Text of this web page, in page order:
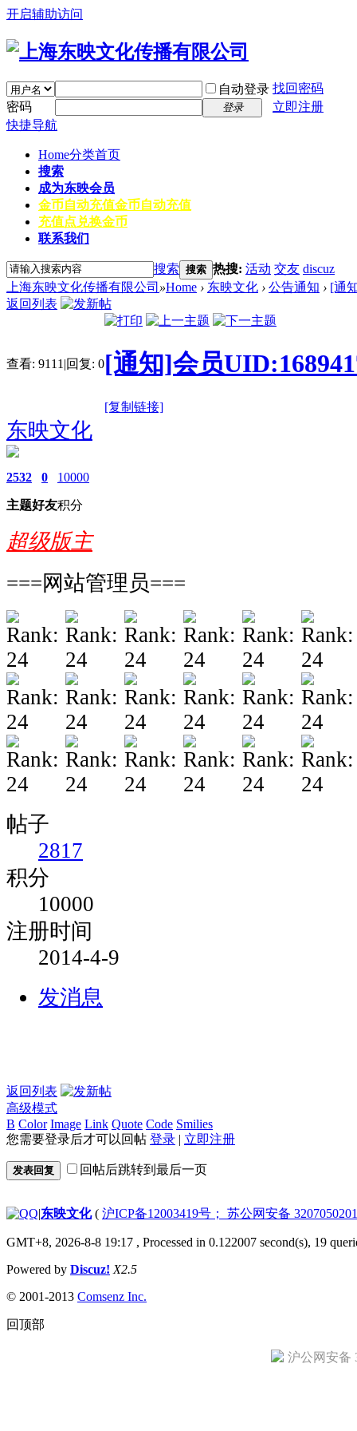
开启辅助访问
自动登录 找回密码
密码
登录
立即注册
快捷导航
Home分类首页
搜索
成为东映会员
金币自动充值金币自动充值
充值点兑换金币
联系我们
搜索 搜索 热搜: 活动 交友 discuz
上海东映文化传播有限公司 »Home › 东映文化 › 公告通知 › [通
返回列表
查看: 9111 |回复: 0[通知]会员
[复制链接]
东映文化
2532
主题
0
好友
10000
积分
超级版主
===网站管理员===
帖子
2817
积分
10000
注册时间
2014-4-9
发消息
返回列表
高级模式
B Color Image Link Quote Code Smilies
您需要登录后才可以回帖 登录 | 立即注册
发表回复 回帖后跳转到最后一页
|东映文化( 沪ICP备12003419号； 苏公网安备
GMT+8, 2026-8-8 19:17 , Processed in 0.122007 second(s), 19
Powered by Discuz! X2.5
© 2001-2013 Comsenz Inc.
回顶部
沪公网安备